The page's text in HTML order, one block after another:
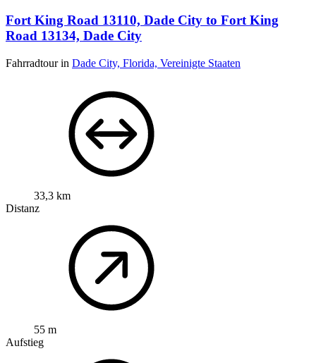
Fort King Road 13110, Dade City to Fort King
Road 13134, Dade City
Fahrradtour in Dade City, Florida, Vereinigte Staaten
33,3 km
Distanz
55 m
Aufstieg